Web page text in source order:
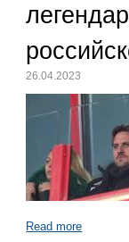
26.04.2023
Read more